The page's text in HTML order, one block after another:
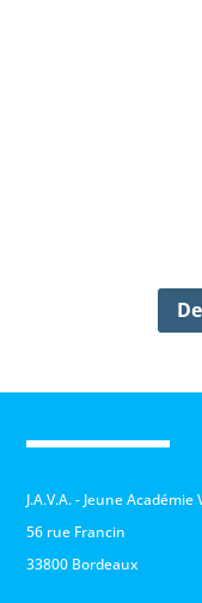
J.A.V.A. - Jeune
56 rue Francin
33800 Bordeaux